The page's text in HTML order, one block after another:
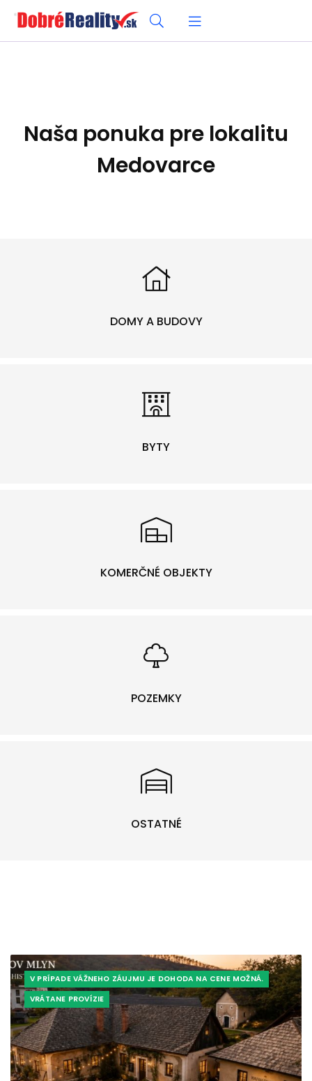
Naša ponuka pre lokalitu
Medovarce
DOMY A BUDOVY
BYTY
KOMERČNÉ OBJEKTY
POZEMKY
OSTATNÉ
V PRÍPADE VÁŽNEHO ZÁUJMU JE DOHODA NA CENE MOŽNÁ.
VRÁTANE PROVÍZIE